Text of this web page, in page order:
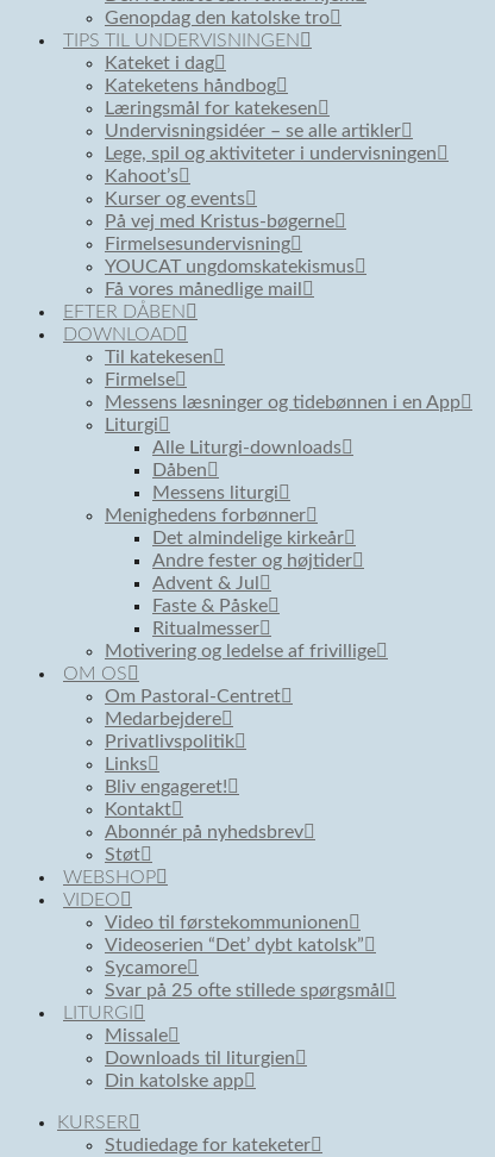
Genopdag den katolske tro
TIPS TIL UNDERVISNINGEN
Kateket i dag
Kateketens håndbog
Læringsmål for katekesen
Undervisningsidéer – se alle artikler
Lege, spil og aktiviteter i undervisningen
Kahoot’s
Kurser og events
På vej med Kristus-bøgerne
Firmelsesundervisning
YOUCAT ungdomskatekismus
Få vores månedlige mail
EFTER DÅBEN
DOWNLOAD
Til katekesen
Firmelse
Messens læsninger og tidebønnen i en App
Liturgi
Alle Liturgi-downloads
Dåben
Messens liturgi
Menighedens forbønner
Det almindelige kirkeår
Andre fester og højtider
Advent & Jul
Faste & Påske
Ritualmesser
Motivering og ledelse af frivillige
OM OS
Om Pastoral-Centret
Medarbejdere
Privatlivspolitik
Links
Bliv engageret!
Kontakt
Abonnér på nyhedsbrev
Støt
WEBSHOP
VIDEO
Video til førstekommunionen
Videoserien “Det’ dybt katolsk”
Sycamore
Svar på 25 ofte stillede spørgsmål
LITURGI
Missale
Downloads til liturgien
Din katolske app
KURSER
Studiedage for kateketer